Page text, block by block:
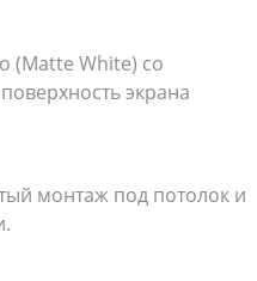
(Matte White) со
экрана
монтаж под потолок и